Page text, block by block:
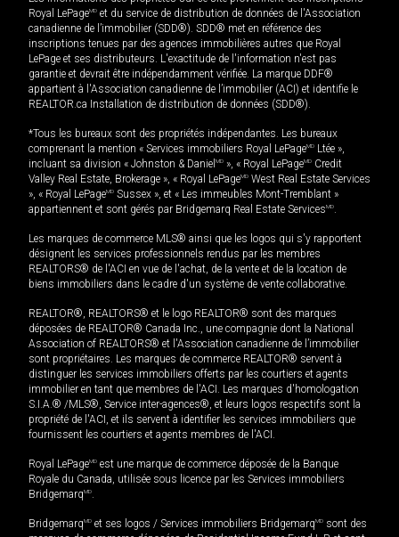
Royal LePageMD et du service de distribution de données de l'Association
canadienne de l’immobilier (SDD®). SDD® met en référence des
inscriptions tenues par des agences immobilières autres que Royal
LePage et ses distributeurs. L'exactitude de l'information n'est pas
garantie et devrait être indépendamment vérifiée. La marque DDF®
appartient à l'Association canadienne de l’immobilier (ACI) et identifie le
REALTOR.ca Installation de distribution de données (SDD®).
*Tous les bureaux sont des propriétés indépendantes. Les bureaux
comprenant la mention « Services immobiliers Royal LePageMD Ltée »,
incluant sa division « Johnston & Daniel MD », « Royal LePageMD Credit
Valley Real Estate, Brokerage », « Royal LePageMD West Real Estate Services
», « Royal LePageMD Sussex », et « Les immeubles Mont-Tremblant »
appartiennent et sont gérés par Bridgemarq Real Estate ServicesMD.
Les marques de commerce MLS® ainsi que les logos qui s'y rapportent
désignent les services professionnels rendus par les membres
REALTORS® de l'ACI en vue de l'achat, de la vente et de la location de
biens immobiliers dans le cadre d'un système de vente collaborative.
REALTOR®, REALTORS® et le logo REALTOR® sont des marques
déposées de REALTOR® Canada Inc., une compagnie dont la National
Association of REALTORS® et l'Association canadienne de l’immobilier
sont propriétaires. Les marques de commerce REALTOR® servent à
distinguer les services immobiliers offerts par les courtiers et agents
immobilier en tant que membres de l'ACI. Les marques d'homologation
S.I.A.® /MLS®, Service inter-agences®, et leurs logos respectifs sont la
propriété de l'ACI, et ils servent à identifier les services immobiliers que
fournissent les courtiers et agents membres de l'ACI.
Royal LePageMD est une marque de commerce déposée de la Banque
Royale du Canada, utilisée sous licence par les Services immobiliers
BridgemarqMD.
BridgemarqMD et ses logos / Services immobiliers BridgemarqMD sont des